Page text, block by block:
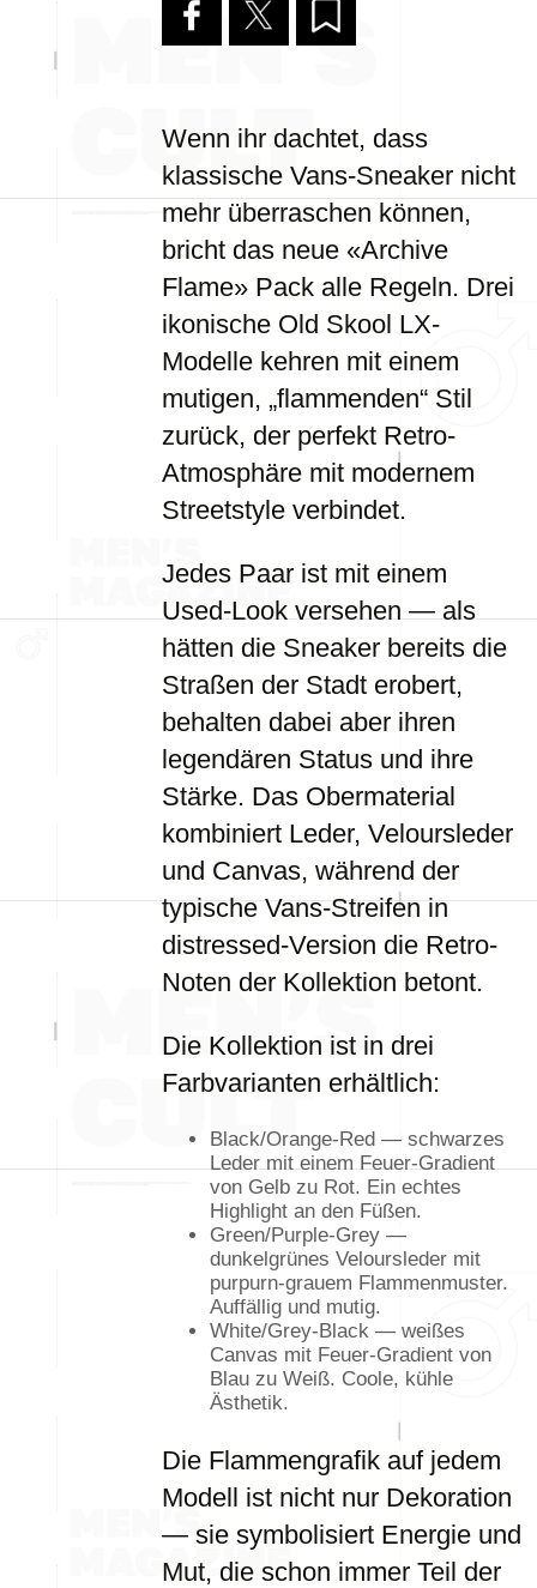
Wenn ihr dachtet, dass
klassische Vans-Sneaker nicht
mehr überraschen können,
bricht das neue «Archive
Flame» Pack alle Regeln. Drei
ikonische Old Skool LX-
Modelle kehren mit einem
mutigen, „flammenden“ Stil
zurück, der perfekt Retro-
Atmosphäre mit modernem
Streetstyle verbindet.
Jedes Paar ist mit einem
Used-Look versehen — als
hätten die Sneaker bereits die
Straßen der Stadt erobert,
behalten dabei aber ihren
legendären Status und ihre
Stärke. Das Obermaterial
kombiniert Leder, Veloursleder
und Canvas, während der
typische Vans-Streifen in
distressed-Version die Retro-
Noten der Kollektion betont.
Die Kollektion ist in drei
Farbvarianten erhältlich:
Black/Orange-Red — schwarzes
Leder mit einem Feuer-Gradient
von Gelb zu Rot. Ein echtes
Highlight an den Füßen.
Green/Purple-Grey —
dunkelgrünes Veloursleder mit
purpurn-grauem Flammenmuster.
Auffällig und mutig.
White/Grey-Black — weißes
Canvas mit Feuer-Gradient von
Blau zu Weiß. Coole, kühle
Ästhetik.
Die Flammengrafik auf jedem
Modell ist nicht nur Dekoration
— sie symbolisiert Energie und
Mut, die schon immer Teil der